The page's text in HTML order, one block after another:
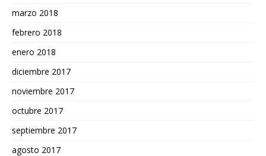
marzo 2018
febrero 2018
enero 2018
diciembre 2017
noviembre 2017
octubre 2017
septiembre 2017
agosto 2017